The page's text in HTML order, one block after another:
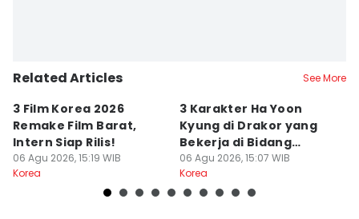
Related Articles See More
3 Film Korea 2026
Remake Film Barat,
Intern Siap Rilis!
06 Agu 2026, 15:19 WIB
Korea
3 Karakter Ha Yoon
Kyung di Drakor yang
Bekerja di Bidang
Hukum
06 Agu 2026, 15:07 WIB
Korea